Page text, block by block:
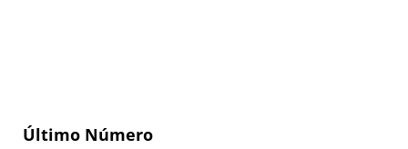
Último Número